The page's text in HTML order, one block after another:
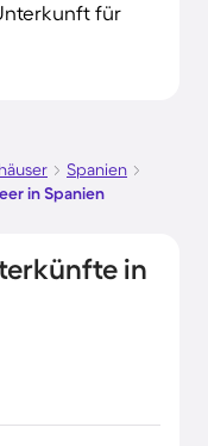
für
Spanien
in Spanien
in